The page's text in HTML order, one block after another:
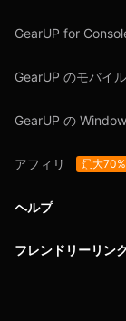
GearUP for
GearUP のモバイ
GearUP の
アフィリ 最大70%
ヘルプ
サポート
フレンドリーリンク